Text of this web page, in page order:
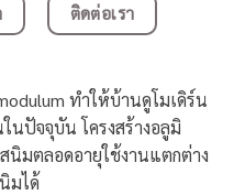
ติดต่อเรา
ทำให้บ้านดูโมเดิร์น
นปัจจุบัน โครงสร้างอลูมิ
นิมตลอดอายุใช้งานแตกต่าง
มได้